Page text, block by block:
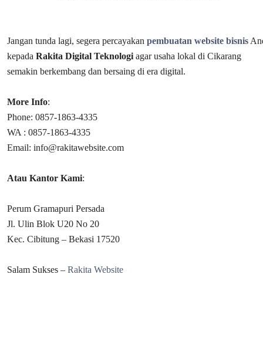
Jangan tunda lagi, segera percayakan pembuatan website bisnis
kepada Rakita Digital Teknologi agar usaha lokal di Cikarang
semakin berkembang dan bersaing di era digital.
More Info:
Phone: 0857-1863-4335
WA : 0857-1863-4335
Email: info@rakitawebsite.com
Atau Kantor Kami:
Perum Gramapuri Persada
Jl. Ulin Blok U20 No 20
Kec. Cibitung – Bekasi 17520
Salam Sukses – Rakita Website